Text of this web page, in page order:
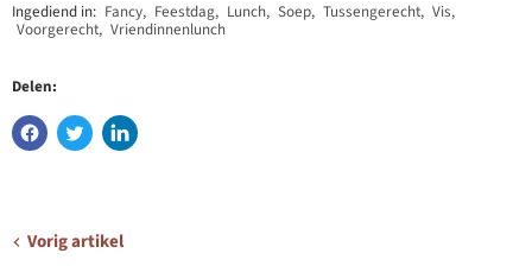
Ingediend in: Fancy, Feestdag, Lunch, Soep, Tussengerecht, Vis,
Voorgerecht, Vriendinnenlunch
Delen:
Vorig artikel